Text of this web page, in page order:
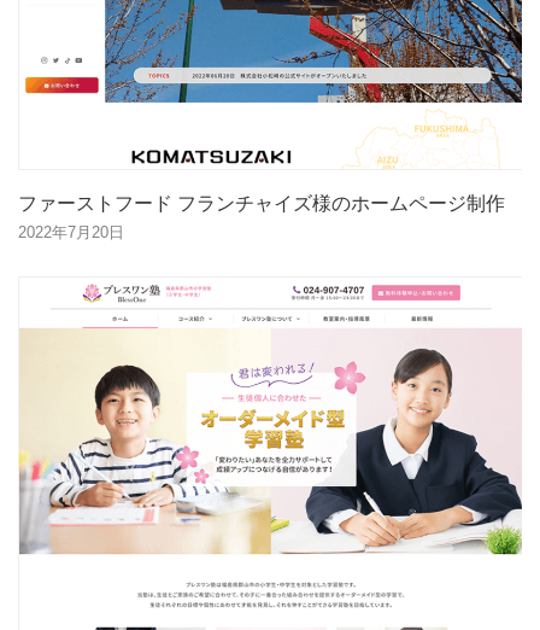
ファーストフード フランチャイズ様のホームページ制作
2022年7月20日